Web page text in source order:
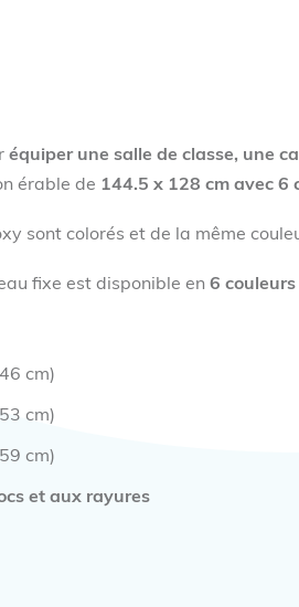
équiper une salle de classe, une
érable de 144.5 x 128 cm avec 6
sont colorés et de la même
fixe est disponible en 6 couleurs
cm)
cm)
cm)
et aux rayures